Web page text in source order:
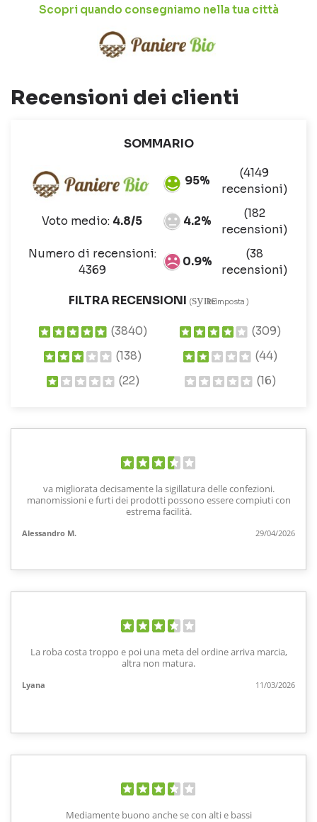
Scopri quando consegniamo nella tua città
Recensioni dei clienti
SOMMARIO
95%
(4149
recensioni)
Voto medio: 4.8/5 4.2%
(182
recensioni)
Numero di recensioni:
4369
0.9%
(38
recensioni)
FILTRA RECENSIONI (syncReimposta )
(3840)
(309)
(138)
(44)
(22)
(16)
va migliorata decisamente la sigillatura delle confezioni.
manomissioni e furti dei prodotti possono essere compiuti con
estrema facilità.
Alessandro M. 29/04/2026
La roba costa troppo e poi una meta del ordine arriva marcia,
altra non matura.
Lyana 11/03/2026
Mediamente buono anche se con alti e bassi